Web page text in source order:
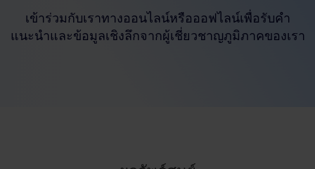
เข้าร่วมกับเราทางออนไลน์หรือออฟไลน์เพื่อรับคำ
แนะนำและข้อมูลเชิงลึกจากผู้เชี่ยวชาญภูมิภาคของเรา